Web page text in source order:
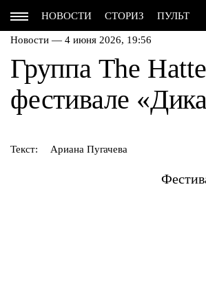
НОВОСТИ СТОРИЗ ПУЛЬТ
Новости — 4 июня 2026, 19:56
Группа The
фестивале
Текст: Ариана Пугачева